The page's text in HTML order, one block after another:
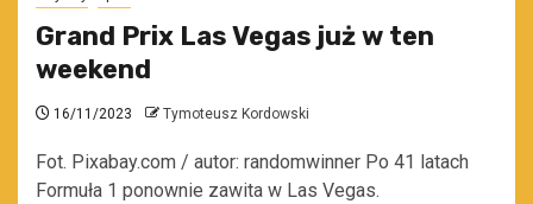
Grand Prix Las Vegas już w ten
weekend
16/11/2023 Tymoteusz Kordowski
Fot. Pixabay.com / autor: randomwinner Po 41 latach
Formuła 1 ponownie zawita w Las Vegas.